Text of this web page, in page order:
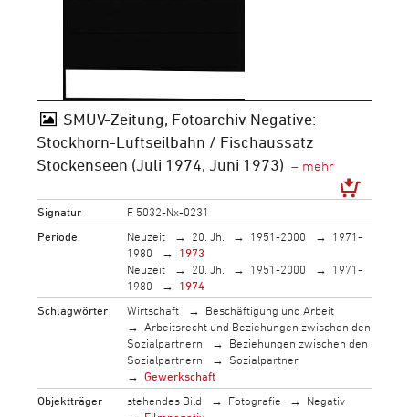
SMUV-Zeitung, Fotoarchiv Negative:
Stockhorn-Luftseilbahn / Fischaussatz
Stockenseen (Juli 1974, Juni 1973)
Signatur
F 5032-Nx-0231
Periode
Neuzeit 20. Jh. 1951-2000
1971-
1980
1973
Neuzeit
20. Jh. 1951-2000
1971-
1980
1974
Schlagwörter
Wirtschaft
Beschäftigung und Arbeit
Arbeitsrecht und Beziehungen zwischen den
Sozialpartnern
Beziehungen zwischen den
Sozialpartnern
Sozialpartner
Gewerkschaft
Objektträger
stehendes Bild Fotografie
Negativ